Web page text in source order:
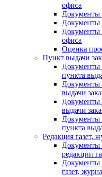
офиса
Документы
Документы
Документы
офиса
Оценка
Пункт выдачи
Документы
пункта
Документы
выдачи
Документы
выдачи
Документы
пункта
Редакция газет,
Документы
редакции
Документы
газет,